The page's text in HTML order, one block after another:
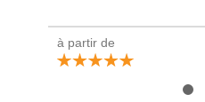
à partir de